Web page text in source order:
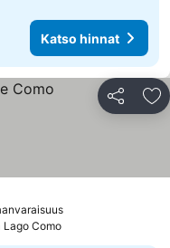
Katso hinnat
Jaa
Lago Como